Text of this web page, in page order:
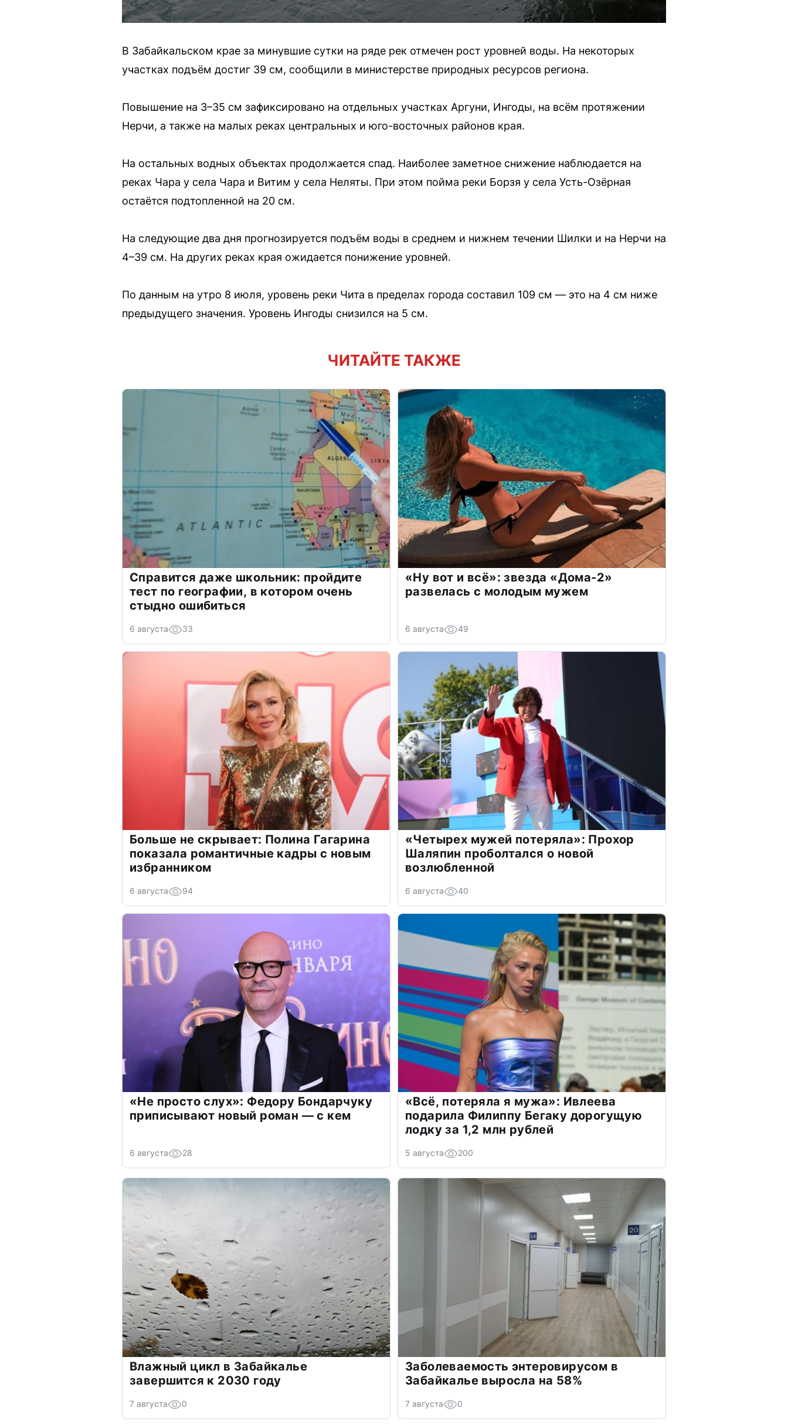
В Забайкальском крае за минувшие сутки на ряде рек отмечен рост уровней воды. На некоторых
участках подъём достиг 39 см, сообщили в министерстве природных ресурсов региона.
Повышение на 3–35 см зафиксировано на отдельных участках Аргуни, Ингоды, на всём протяжении
Нерчи, а также на малых реках центральных и юго-восточных районов края.
На остальных водных объектах продолжается спад. Наиболее заметное снижение наблюдается на
реках Чара у села Чара и Витим у села Неляты. При этом пойма реки Борзя у села Усть-Озёрная
остаётся подтопленной на 20 см.
На следующие два дня прогнозируется подъём воды в среднем и нижнем течении Шилки и на Нерчи на
4–39 см. На других реках края ожидается понижение уровней.
По данным на утро 8 июля, уровень реки Чита в пределах города составил 109 см — это на 4 см ниже
предыдущего значения. Уровень Ингоды снизился на 5 см.
ЧИТАЙТЕ ТАКЖЕ
Справится даже школьник: пройдите
тест по географии, в котором очень
стыдно ошибиться
6 августа 33
«Ну вот и всё»: звезда «Дома-2»
развелась с молодым мужем
6 августа 49
Больше не скрывает: Полина Гагарина
показала романтичные кадры с новым
избранником
6 августа 94
«Четырех мужей потеряла»: Прохор
Шаляпин проболтался о новой
возлюбленной
6 августа 40
«Не просто слух»: Федору Бондарчуку
приписывают новый роман — с кем
6 августа 28
«Всё, потеряла я мужа»: Ивлеева
подарила Филиппу Бегаку дорогущую
лодку за 1,2 млн рублей
5 августа 200
Влажный цикл в Забайкалье
завершится к 2030 году
7 августа 0
Заболеваемость энтеровирусом в
Забайкалье выросла на 58%
7 августа 0